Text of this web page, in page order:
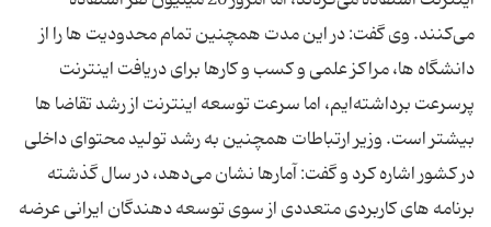
می‌کنند. وی گفت: در این مدت همچنین تمام محدودیت‌ ها را از
دانشگاه‌ ها، مراکز علمی و کسب و کارها برای دریافت اینترنت
پرسرعت برداشته‌ایم، اما سرعت توسعه اینترنت از رشد تقاضا ها
بیشتر است. وزیر ارتباطات همچنین به رشد تولید محتوای داخلی
در کشور اشاره کرد و گفت: آمارها نشان می‌دهد، در سال گذشته
برنامه ‌های کاربردی متعددی از سوی توسعه ‌دهندگان ایرانی عرضه